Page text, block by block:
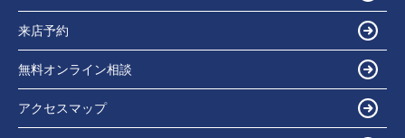
来店予約
無料オンライン相談
アクセスマップ